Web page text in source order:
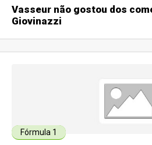
Vasseur não gostou dos
Giovinazzi
Fórmula 1